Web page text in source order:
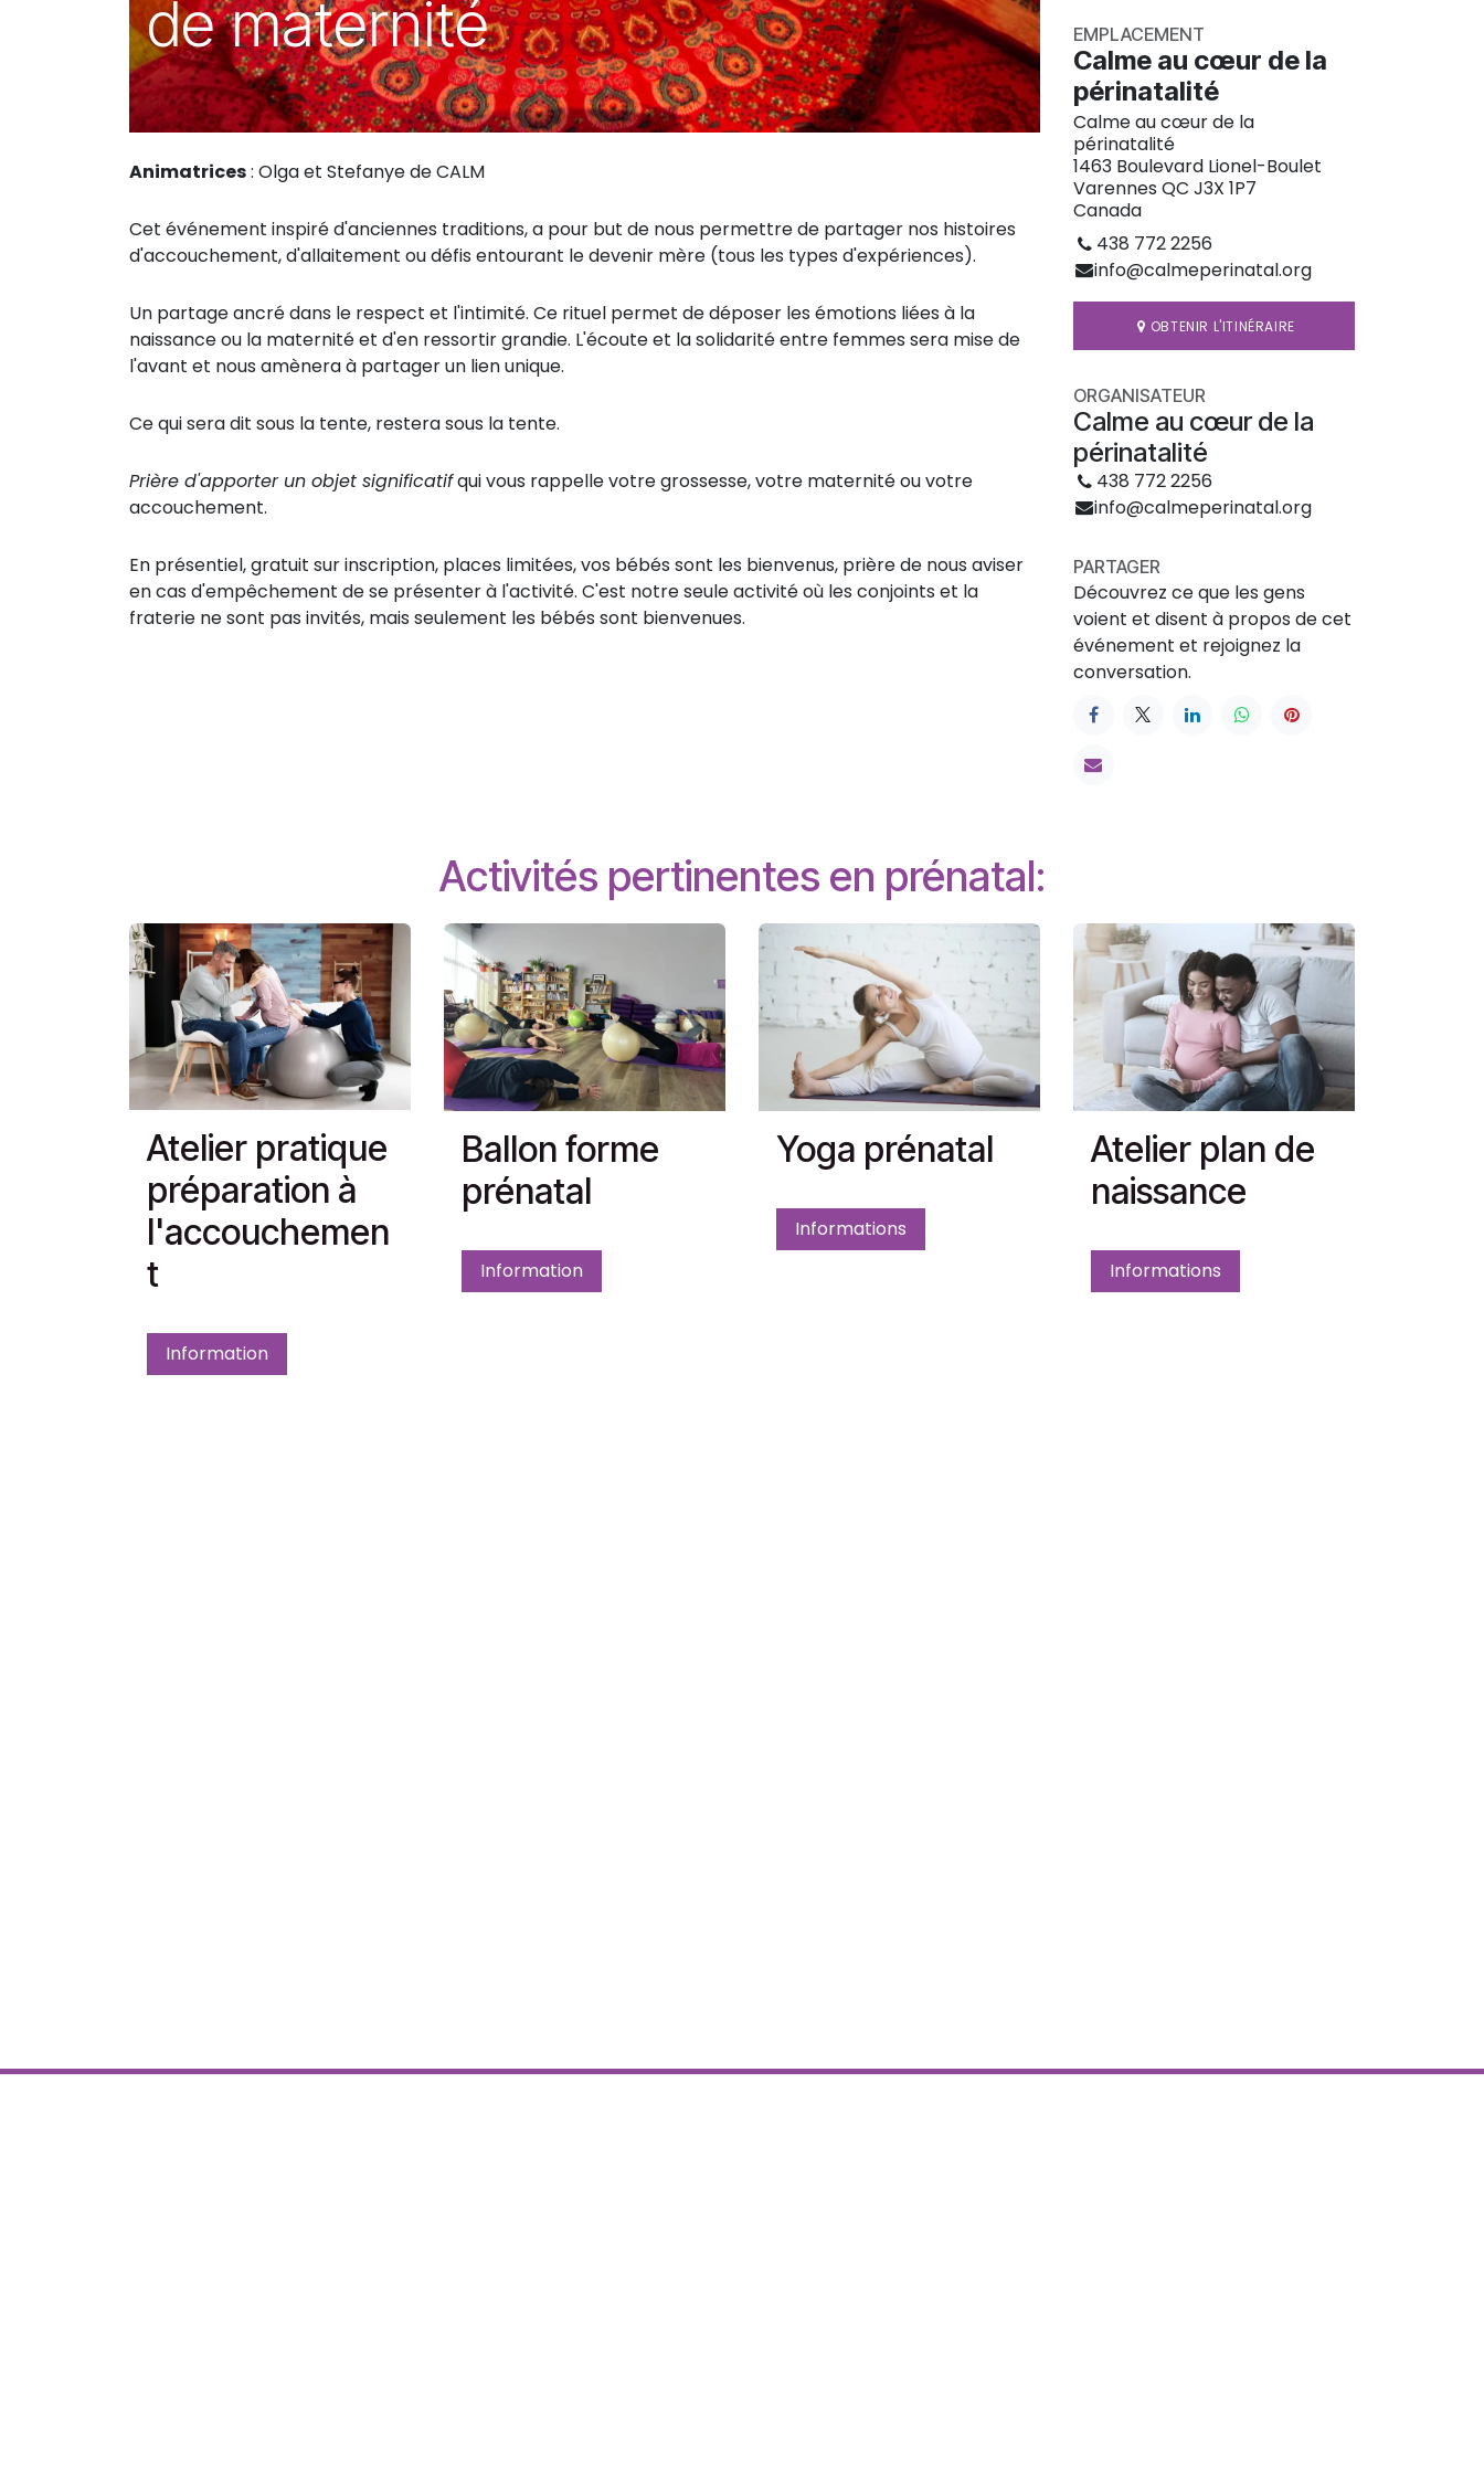
de maternité
Animatrices: Olga et Stefanye de CALM
Cet événement inspiré d'anciennes traditions, a pour but de nous permettre de partager nos histoires
d'accouchement, d'allaitement ou défis entourant le devenir mère (tous les types d'expériences).
Un partage ancré dans le respect et l'intimité. Ce rituel permet de déposer les émotions liées à la
naissance ou la maternité et d'en ressortir grandie. L'écoute et la solidarité entre femmes sera mise de
l'avant et nous amènera à partager un lien unique.
Ce qui sera dit sous la tente, restera sous la tente.
Prière d'apporter un objet significatifqui vous rappelle votre grossesse, votre maternité ou votre
accouchement.
En présentiel, gratuit sur inscription, places limitées, vos bébés sont les bienvenus, prière de nous aviser
en cas d'empêchement de se présenter à l'activité. C'est notre seule activité où les conjoints et la
fraterie ne sont pas invités, mais seulement les bébés sont bienvenues.
EMPLACEMENT
Calme au cœur de la
périnatalité
Calme au cœur de la
périnatalité
1463 Boulevard Lionel-Boulet
Varennes QC J3X 1P7
Canada
438 772 2256
info@calmeperinatal.org
OBTENIR L'ITINÉRAIRE
ORGANISATEUR
Calme au cœur de la
périnatalité
438 772 2256
info@calmeperinatal.org
PARTAGER
Découvrez ce que les gens
voient et disent à propos de cet
événement et rejoignez la
conversation.
Activités pertinentes en prénatal:
Atelier pratique
préparation à
l'accouchemen
t
Information
Ballon forme
prénatal
Information
Yoga prénatal
Informations
Atelier plan de
naissance
Informations